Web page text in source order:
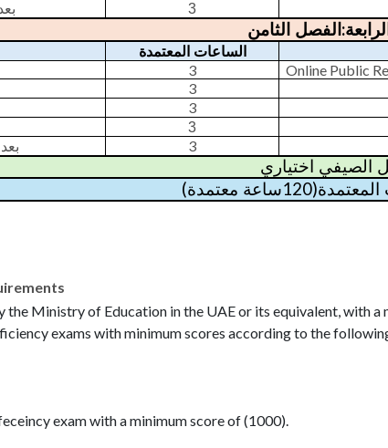
3
: الفصل الثامن
الساعات المعتمدة
Online Public
3
3
3
3
3
الصيفي اختياري
(
120ساعة معتمدة)
Ministry of Education in the UAE or its equivalent, with a
exams with minimum scores according to the
exam with a minimum score of (1000).